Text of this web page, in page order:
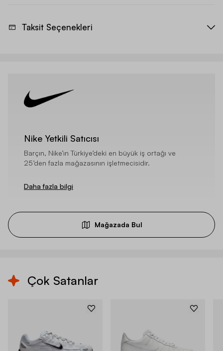
Taksit Seçenekleri
Nike Yetkili Satıcısı
Barçın, Nike’ın Türkiye’deki en büyük iş ortağı ve
25’den fazla mağazasının işletmecisidir.
Daha fazla bilgi
Mağazada Bul
Çok Satanlar